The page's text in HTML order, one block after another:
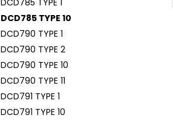
DCD785 TYPE 1
DCD785 TYPE 10
DCD790 TYPE 1
DCD790 TYPE 2
DCD790 TYPE 10
DCD790 TYPE 11
DCD791 TYPE 1
DCD791 TYPE 10